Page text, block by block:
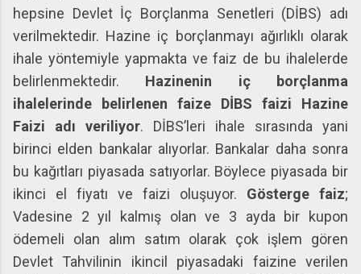
hepsine Devlet İç Borçlanma Senetleri (DİBS) adı
verilmektedir. Hazine iç borçlanmayı ağırlıklı olarak
ihale yöntemiyle yapmakta ve faiz de bu ihalelerde
belirlenmektedir. Hazinenin iç borçlanma
ihalelerinde belirlenen faize DİBS faizi Hazine
Faizi adı veriliyor. DİBS’leri ihale sırasında yani
birinci elden bankalar alıyorlar. Bankalar daha sonra
bu kağıtları piyasada satıyorlar. Böylece piyasada bir
ikinci el fiyatı ve faizi oluşuyor. Gösterge faiz;
Vadesine 2 yıl kalmış olan ve 3 ayda bir kupon
ödemeli olan alım satım olarak çok işlem gören
Devlet Tahvilinin ikincil piyasadaki faizine verilen